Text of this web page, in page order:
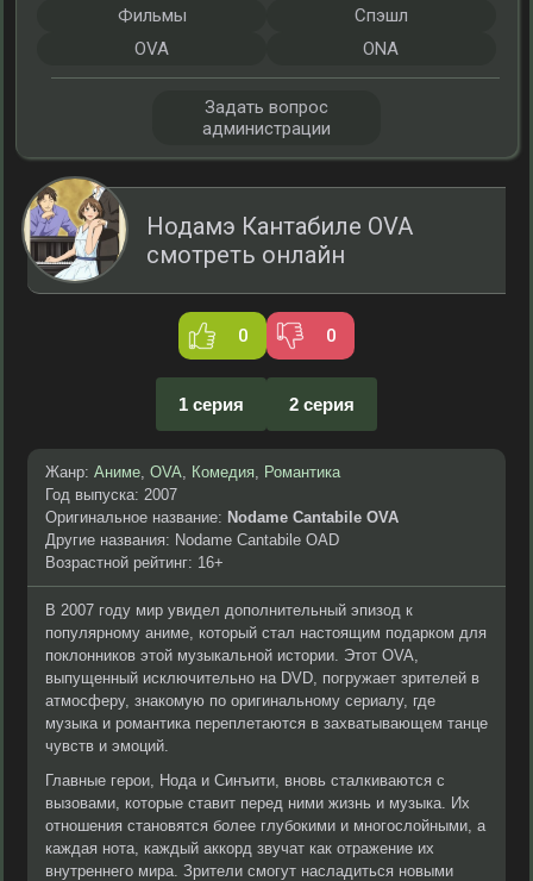
Нодамэ Кантабиле OVA
смотреть онлайн
0 0
1 серия 2 серия
Жанр: Аниме, OVA, Комедия, Романтика
Год выпуска: 2007
Оригинальное название: Nodame Cantabile OVA
Другие названия: Nodame Cantabile OAD
Возрастной рейтинг: 16+
В 2007 году мир увидел дополнительный эпизод к
популярному аниме, который стал настоящим подарком для
поклонников этой музыкальной истории. Этот OVA,
выпущенный исключительно на DVD, погружает зрителей в
атмосферу, знакомую по оригинальному сериалу, где
музыка и романтика переплетаются в захватывающем танце
чувств и эмоций.
Главные герои, Нода и Синъити, вновь сталкиваются с
вызовами, которые ставит перед ними жизнь и музыка. Их
отношения становятся более глубокими и многослойными, а
каждая нота, каждый аккорд звучат как отражение их
внутреннего мира. Зрители смогут насладиться новыми
Фильмы
Спэшл
OVA
ONA
Задать вопрос
администрации